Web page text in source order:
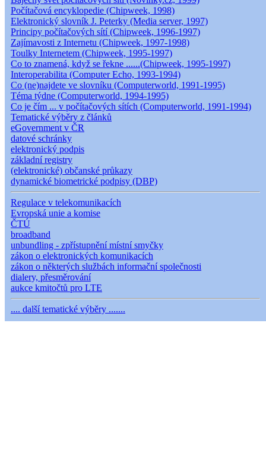
Počítačová encyklopedie (Chipweek, 1998)
Elektronický slovník J. Peterky (Media server, 1997)
Principy počítačových sítí (Chipweek, 1996-1997)
Zajímavosti z Internetu (Chipweek, 1997-1998)
Toulky Internetem (Chipweek, 1995-1997)
Co to znamená, když se řekne ......(Chipweek, 1995-1997)
Interoperabilita (Computer Echo, 1993-1994)
Co (ne)najdete ve slovníku (Computerworld, 1991-1995)
Téma týdne (Computerworld, 1994-1995)
Co je čím ... v počítačových sítích (Computerworld, 1991-1994)
Tematické výběry z článků
eGovernment v ČR
datové schránky
elektronický podpis
základní registry
(elektronické) občanské průkazy
dynamické biometrické podpisy (DBP)
Regulace v telekomunikacích
Evropská unie a komise
ČTÚ
broadband
unbundling - zpřístupnění místní smyčky
zákon o elektronických komunikacích
zákon o některých službách informační společnosti
dialery, přesměrování
aukce kmitočtů pro LTE
.... další tematické výběry .......